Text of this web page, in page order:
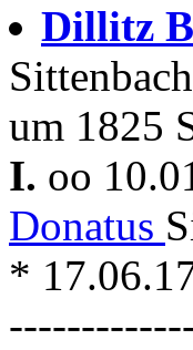
Dillitz
Sittenbach
um 1825
I. oo
Donatus
*